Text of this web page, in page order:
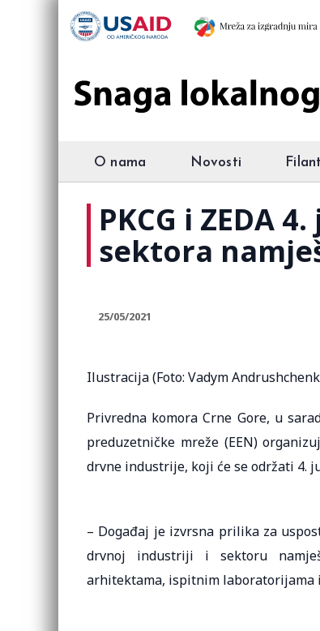
O nama Novosti
PKCG i ZEDA
sektora
25/05/2021
Ilustracija (Foto: Vadym
Privredna komora Crne Gore, u
preduzetničke mreže (EEN)
drvne industrije, koji će se održati 4.
– Događaj je izvrsna prilika za
drvnoj industriji i sektoru
arhitektama, ispitnim laboratorijama